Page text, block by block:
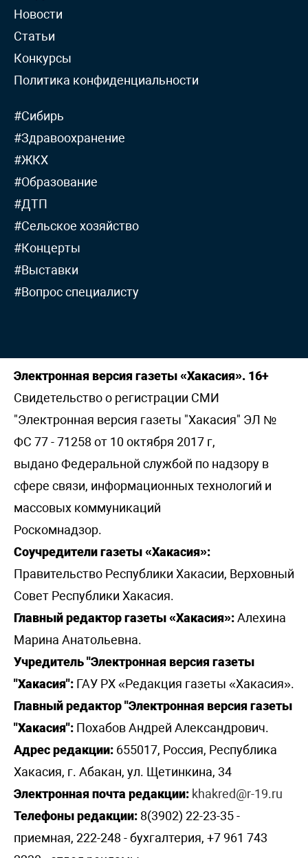
Новости
Статьи
Конкурсы
Политика конфиденциальности
#Сибирь
#Здравоохранение
#ЖКХ
#Образование
#ДТП
#Сельское хозяйство
#Концерты
#Выставки
#Вопрос специалисту
Электронная версия газеты «Хакасия». 16+
Свидетельство о регистрации СМИ
"Электронная версия газеты "Хакасия" ЭЛ №
ФС 77 - 71258 от 10 октября 2017 г,
выдано Федеральной службой по надзору в
сфере связи, информационных технологий и
массовых коммуникаций
Роскомнадзор.
Соучредители газеты «Хакасия»:
Правительство Республики Хакасии, Верховный
Совет Республики Хакасия.
Главный редактор газеты «Хакасия»:Алехина
Марина Анатольевна.
Учредитель "Электронная версия газеты
"Хакасия": ГАУ РХ «Редакция газеты «Хакасия».
Главный редактор "Электронная версия газеты
"Хакасия": Похабов Андрей Александрович.
Адрес редакции: 655017, Россия, Республика
Хакасия, г. Абакан, ул. Щетинкина, 34
Электронная почта редакции: khakred@r-19.ru
Телефоны редакции: 8(3902) 22-23-35 -
приемная, 222-248 - бухгалтерия, +7 961 743